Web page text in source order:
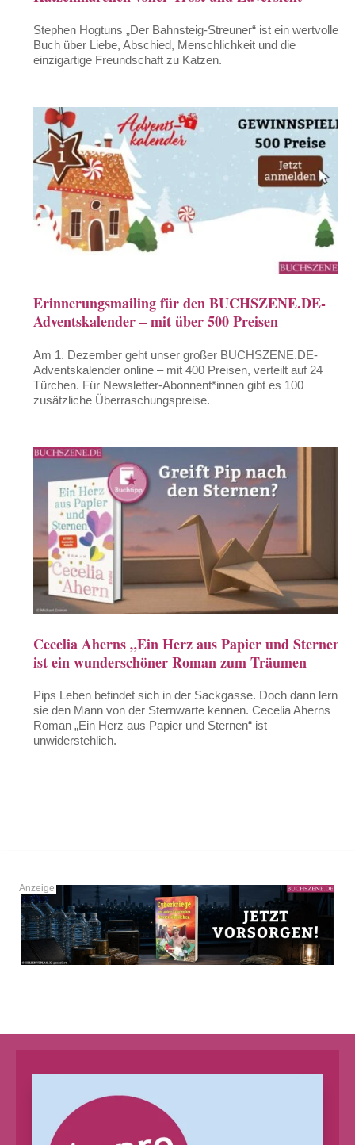
Stephen Hogtuns „Der Bahnsteig-Streuner“ ist ein wertvolles
Buch über Liebe, Abschied, Menschlichkeit und die
einzigartige Freundschaft zu Katzen.
Erinnerungsmailing für den BUCHSZENE.DE-
Adventskalender – mit über 500 Preisen
Am 1. Dezember geht unser großer BUCHSZENE.DE-
Adventskalender online – mit 400 Preisen, verteilt auf 24
Türchen. Für Newsletter-Abonnent*innen gibt es 100
zusätzliche Überraschungspreise.
Cecelia Aherns „Ein Herz aus Papier und Sternen“
ist ein wunderschöner Roman zum Träumen
Pips Leben befindet sich in der Sackgasse. Doch dann lernt
sie den Mann von der Sternwarte kennen. Cecelia Aherns
Roman „Ein Herz aus Papier und Sternen“ ist
unwiderstehlich.